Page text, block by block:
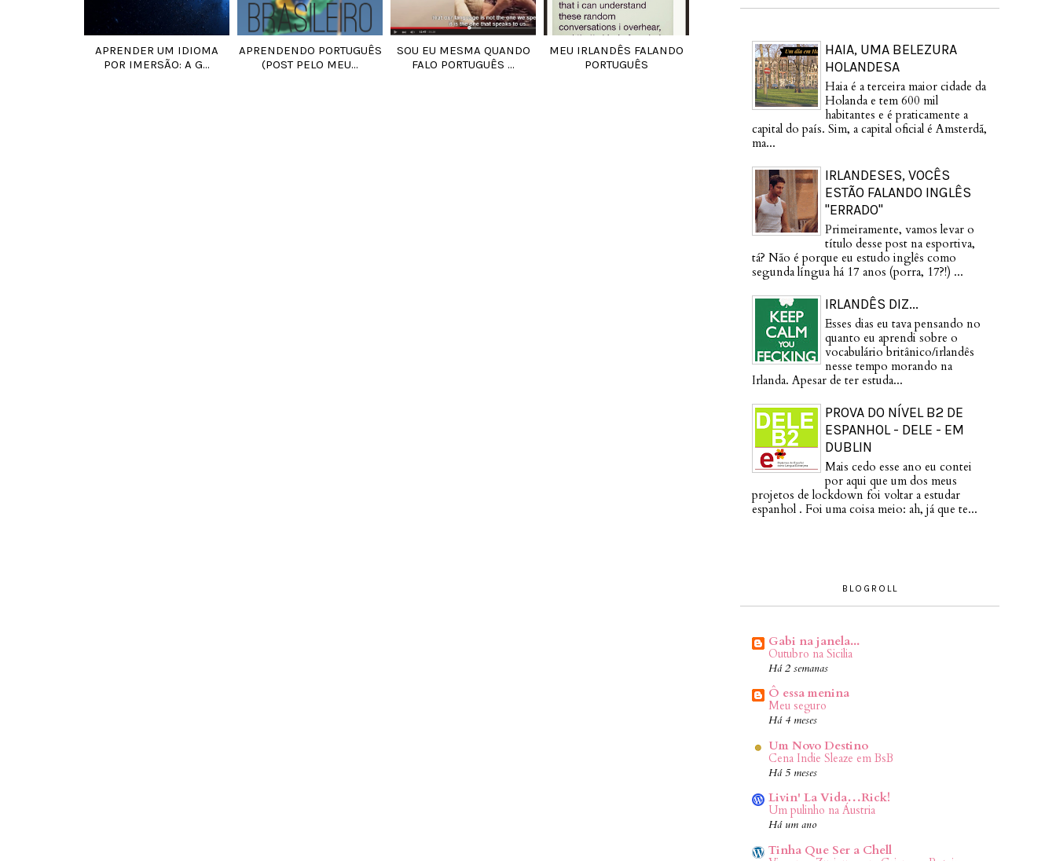
APRENDER UM IDIOMA
POR IMERSÃO: A G...
APRENDENDO PORTUGUÊS
(POST PELO MEU...
SOU EU MESMA QUANDO
FALO PORTUGUÊS ...
MEU IRLANDÊS FALANDO
PORTUGUÊS
HAIA, UMA BELEZURA
HOLANDESA
Haia é a terceira maior cidade da
Holanda e tem 600 mil
habitantes e é praticamente a
capital do país. Sim, a capital oficial é Amsterdã,
ma...
IRLANDESES, VOCÊS
ESTÃO FALANDO INGLÊS
"ERRADO"
Primeiramente, vamos levar o
título desse post na esportiva,
tá? Não é porque eu estudo inglês como
segunda língua há 17 anos (porra, 17?!) ...
IRLANDÊS DIZ...
Esses dias eu tava pensando no
quanto eu aprendi sobre o
vocabulário britânico/irlandês
nesse tempo morando na
Irlanda. Apesar de ter estuda...
PROVA DO NÍVEL B2 DE
ESPANHOL - DELE - EM
DUBLIN
Mais cedo esse ano eu contei
por aqui que um dos meus
projetos de lockdown foi voltar a estudar
espanhol . Foi uma coisa meio: ah, já que te...
BLOGROLL
Gabi na janela...
Outubro na Sicilia
Há 2 semanas
Ô essa menina
Meu seguro
Há 4 meses
Um Novo Destino
Cena Indie Sleaze em BsB
Há 5 meses
Livin' La Vida…Rick!
Um pulinho na Áustria
Há um ano
Tinha Que Ser a Chell